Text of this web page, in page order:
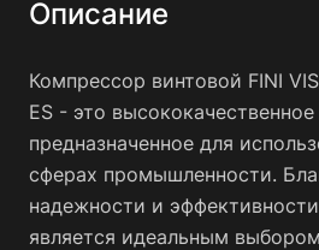
Описание
Компрессор винтовой FINI
ES - это
предназначенное для
сферах промышленности.
надежности и
является идеальным